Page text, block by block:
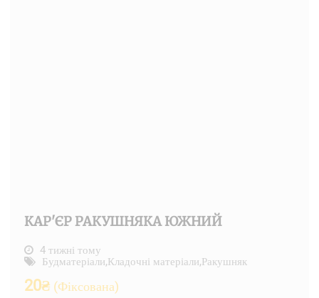
КАР'ЄР РАКУШНЯКА ЮЖНИЙ
4 тижні тому
Будматеріали,Кладочні матеріали,Ракушняк
20₴ (Фіксована)